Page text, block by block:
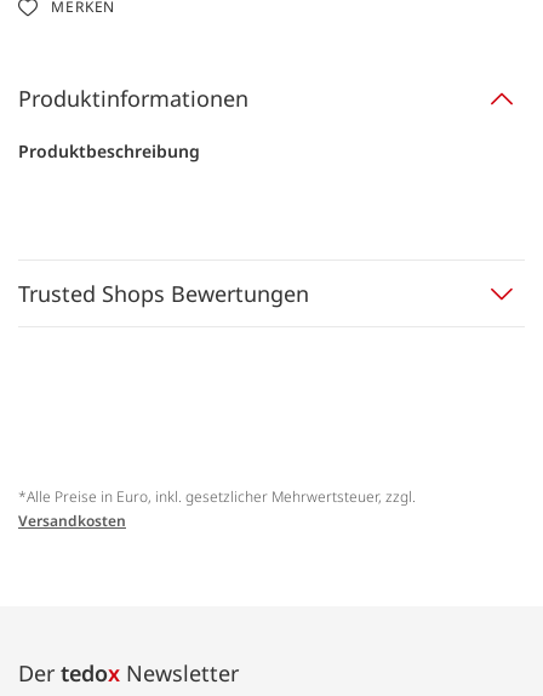
MERKEN
Produktinformationen
Produktbeschreibung
Trusted Shops Bewertungen
*Alle Preise in Euro, inkl. gesetzlicher Mehrwertsteuer, zzgl.
Versandkosten
Der tedox Newsletter